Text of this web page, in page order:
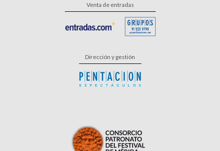
Venta de entradas
Dirección y gestión